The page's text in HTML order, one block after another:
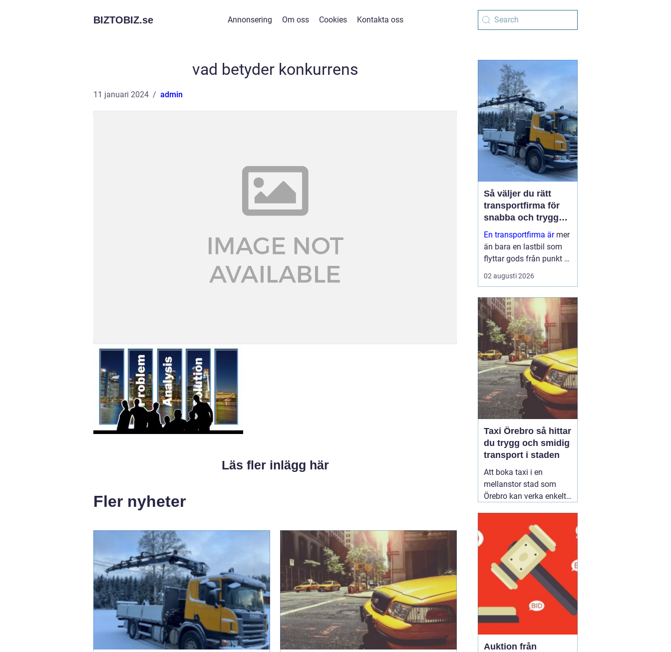
BIZTOBIZ.se Annonsering Om oss Cookies Kontakta oss
vad betyder konkurrens
11 januari 2024 admin
Läs fler inlägg här
Fler nyheter
Så väljer du rätt
transportfirma för
snabba och trygga
leveranser
En transportfirma ärmer
än bara en lastbil som
flyttar gods från punkt A
till punkt B. För många
företag är den en
verksamheten ett nav
som påverkar
kundnöjdhet, lönsamhet
och miljöpåverkan. ...
02 augusti 2026
Taxi Örebro så hittar
du trygg och smidig
transport i staden
Att boka taxi i en
mellanstor stad som
Örebro kan verka enkelt.
och slippa fundera över
priset i efterhand. Därför
blir valet av bolag
viktigare än man först
tror. Den som jämför
alternativ för
02 augusti
2026
Auktion från